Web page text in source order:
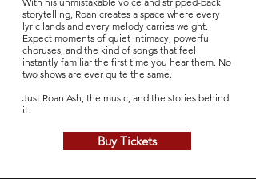
storytelling, Roan creates a space where every
lyric lands and every melody carries weight.
Expect moments of quiet intimacy, powerful
choruses, and the kind of songs that feel
instantly familiar the first time you hear them. No
two shows are ever quite the same.
Just Roan Ash, the music, and the stories behind
it.
Buy Tickets